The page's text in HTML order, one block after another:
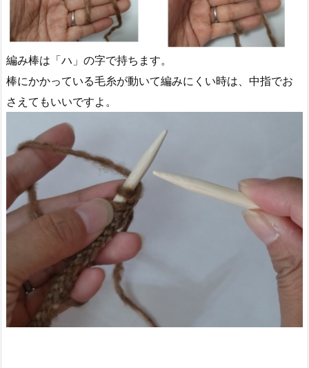
編み棒は「ハ」の字で持ちます。
棒にかかっている毛糸が動いて編みにくい時は、中指でお
さえてもいいですよ。